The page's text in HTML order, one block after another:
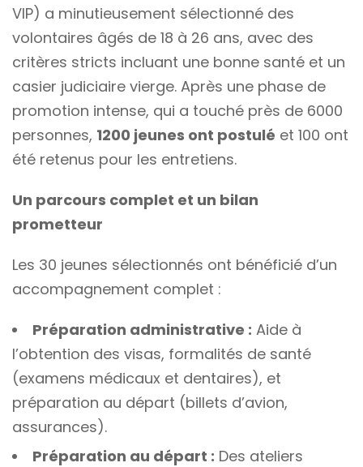
VIP) a minutieusement sélectionné des
volontaires âgés de 18 à 26 ans, avec des
critères stricts incluant une bonne santé et un
casier judiciaire vierge. Après une phase de
promotion intense, qui a touché près de 6000
personnes, 1200 jeunes ont postulé et 100 ont
été retenus pour les entretiens.
Un parcours complet et un bilan
prometteur
Les 30 jeunes sélectionnés ont bénéficié d’un
accompagnement complet :
Préparation administrative : Aide à
l’obtention des visas, formalités de santé
(examens médicaux et dentaires), et
préparation au départ (billets d’avion,
assurances).
Préparation au départ : Des ateliers